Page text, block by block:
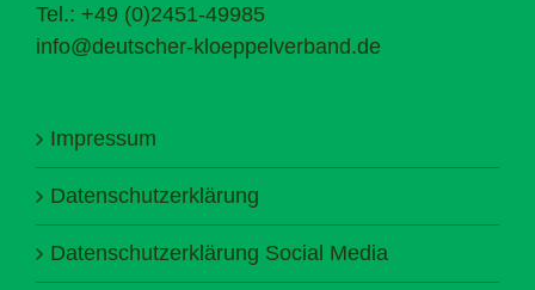
Tel.: +49 (0)2451-49985
info@deutscher-kloeppelverband.de
Impressum
Datenschutzerklärung
Datenschutzerklärung Social Media